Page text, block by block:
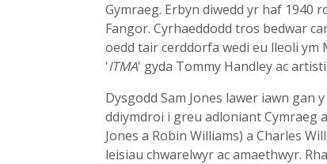
Gymraeg. Erbyn diwedd yr haf 1940
Fangor. Cyrhaeddodd tros bedwar
oedd tair cerddorfa wedi eu lleoli ym
'ITMA' gyda Tommy Handley ac
Dysgodd Sam Jones lawer iawn gan
ddiymdroi i greu adloniant Cymraeg
Jones a Robin Williams) a Charles
leisiau chwarelwyr ac amaethwyr.